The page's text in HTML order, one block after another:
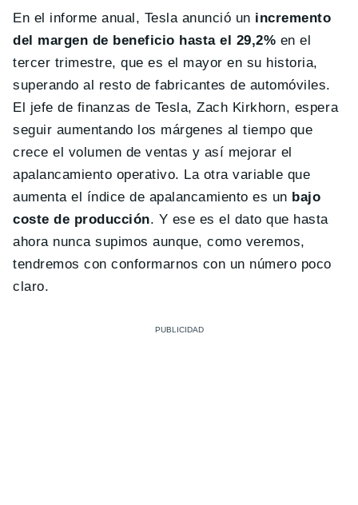
En el informe anual, Tesla anunció un incremento
del margen de beneficio hasta el 29,2% en el
tercer trimestre, que es el mayor en su historia,
superando al resto de fabricantes de automóviles.
El jefe de finanzas de Tesla, Zach Kirkhorn, espera
seguir aumentando los márgenes al tiempo que
crece el volumen de ventas y así mejorar el
apalancamiento operativo. La otra variable que
aumenta el índice de apalancamiento es un bajo
coste de producción. Y ese es el dato que hasta
ahora nunca supimos aunque, como veremos,
tendremos con conformarnos con un número poco
claro.